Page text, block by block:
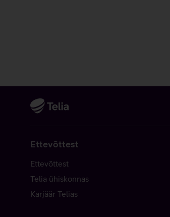
Ettevõttest
Ettevõttest
Telia ühiskonnas
Karjäär Telias